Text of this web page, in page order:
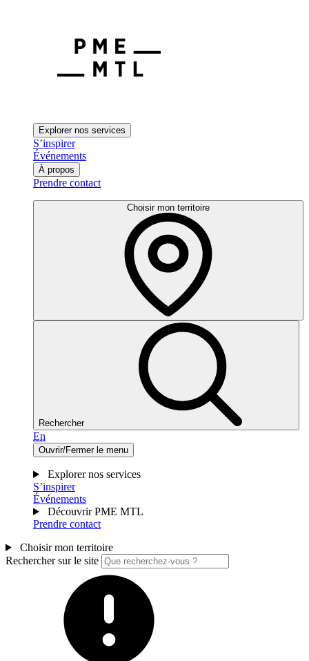
Explorer nos services
S’inspirer
Événements
À propos
Prendre contact
Choisir mon territoire
Rechercher
En
Ouvrir/Fermer le menu
Explorer nos services
S’inspirer
Événements
Découvrir PME MTL
Prendre contact
Choisir mon territoire
Rechercher sur le site